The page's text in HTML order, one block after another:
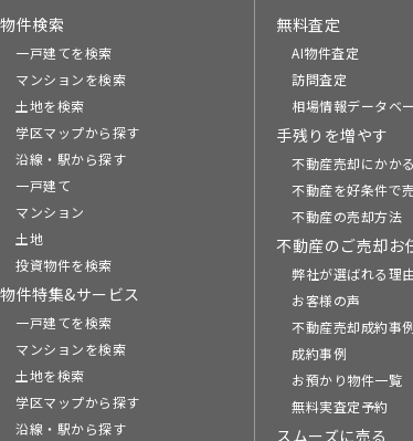
物件検索
一戸建てを検索
マンションを検索
土地を検索
学区マップから探す
沿線・駅から探す
一戸建て
マンション
土地
投資物件を検索
物件特集&サービス
一戸建てを検索
マンションを検索
土地を検索
学区マップから探す
沿線・駅から探す
無料査定
AI物件査定
訪問査定
相場情報データベ
手残りを増やす
不動産売却にかか
不動産を好条件で
不動産の売却方法
不動産のご売却お
弊社が選ばれる理由
お客様の声
不動産売却成約事
成約事例
お預かり物件一覧
無料実査定予約
スムーズに売る